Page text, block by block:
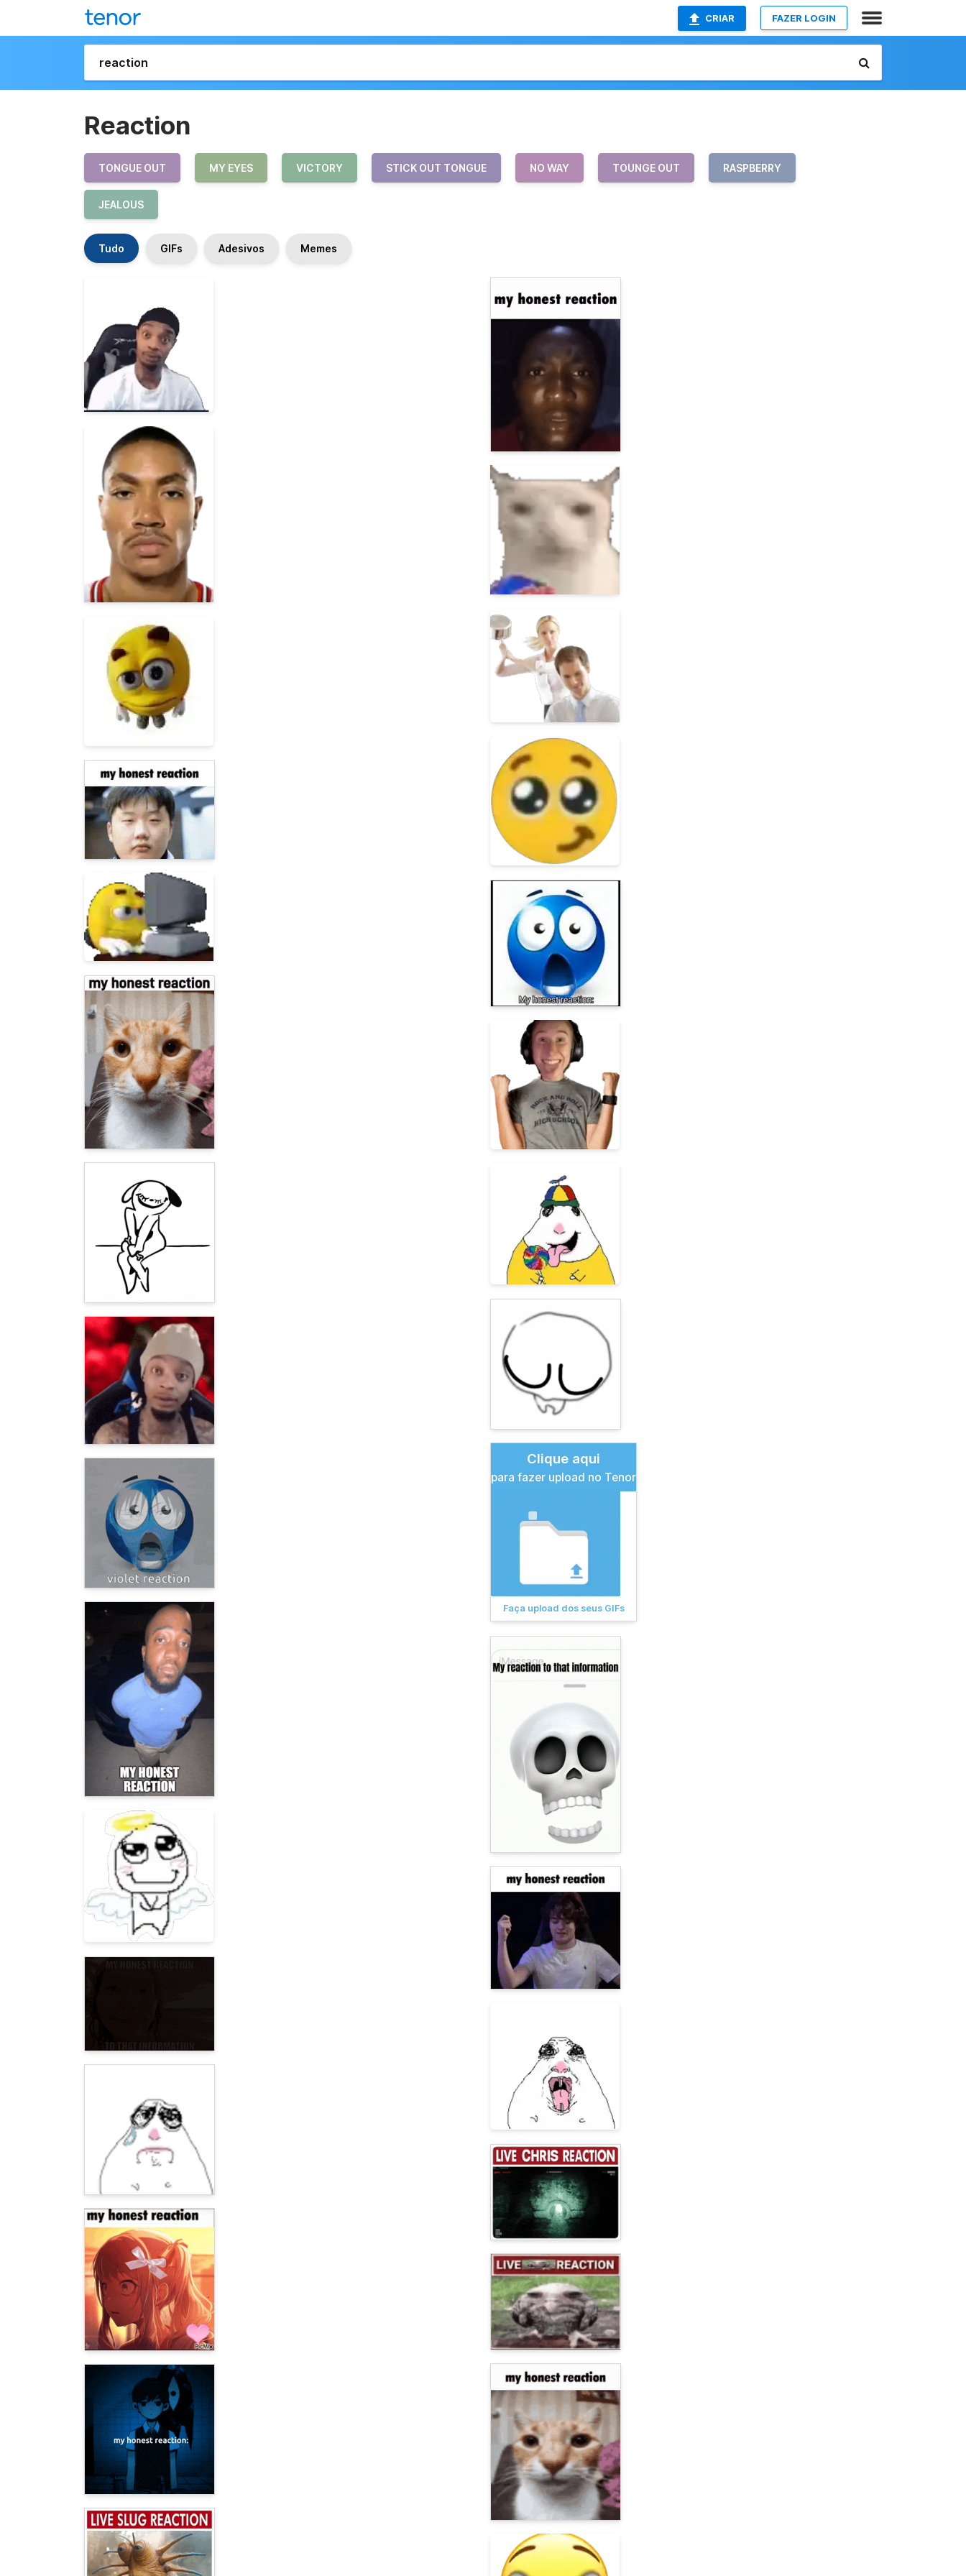
CRIAR FAZER LOGIN
Reaction
TONGUE OUT MY EYES VICTORY STICK OUT TONGUE NO WAY TOUNGE OUT RASPBERRY
JEALOUS
Tudo GIFs Adesivos Memes
Clique aqui
para fazer upload no Tenor
Faça upload dos seus GIFs